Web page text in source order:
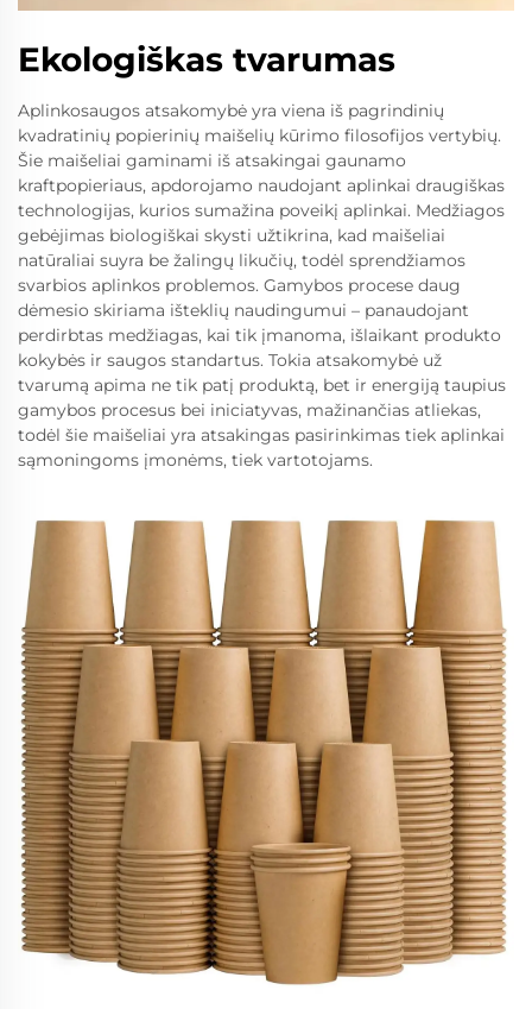
Ekologiškas tvarumas
Aplinkosaugos atsakomybė yra viena iš pagrindinių
kvadratinių popierinių maišelių kūrimo filosofijos vertybių.
Šie maišeliai gaminami iš atsakingai gaunamo
kraftpopieriaus, apdorojamo naudojant aplinkai draugiškas
technologijas, kurios sumažina poveikį aplinkai. Medžiagos
gebėjimas biologiškai skysti užtikrina, kad maišeliai
natūraliai suyra be žalingų likučių, todėl sprendžiamos
svarbios aplinkos problemos. Gamybos procese daug
dėmesio skiriama išteklių naudingumui – panaudojant
perdirbtas medžiagas, kai tik įmanoma, išlaikant produkto
kokybės ir saugos standartus. Tokia atsakomybė už
tvarumą apima ne tik patį produktą, bet ir energiją taupius
gamybos procesus bei iniciatyvas, mažinančias atliekas,
todėl šie maišeliai yra atsakingas pasirinkimas tiek aplinkai
sąmoningoms įmonėms, tiek vartotojams.